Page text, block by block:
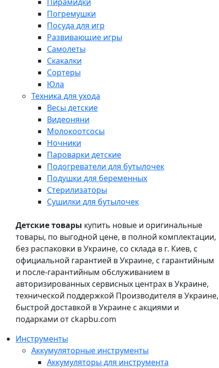
Погремушки
Посуда для игр
Развивающие игры
Самолеты
Скакалки
Сортеры
Юла
Техника для ухода
Весы детские
Видеоняни
Молокоотсосы
Ночники
Пароварки детские
Подогреватели для бутылочек
Подушки для беременных
Стерилизаторы
Сушилки для бутылочек
Детские товары купить новые и оригинальные
товары, по выгодной цене, в полной комплектации,
без распаковки в Украине, со склада в г. Киев, с
официальной гарантией в Украине, с гарантийным
и после-гарантийным обслуживанием в
авторизированных сервисных центрах в Украине,
технической поддержкой Производителя в Украине,
быстрой доставкой в Украине с акциями и
подарками от ckapbu.com
Инструменты
Аккумуляторные инструменты
Аккумуляторы для инструмента